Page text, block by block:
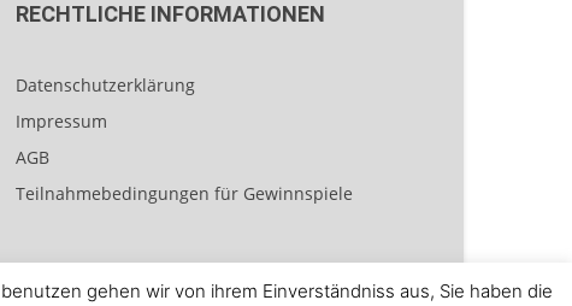
RECHTLICHE INFORMATIONEN
Datenschutzerklärung
Impressum
AGB
Teilnahmebedingungen für Gewinnspiele
gehen wir von ihrem Einverständniss aus, Sie haben die